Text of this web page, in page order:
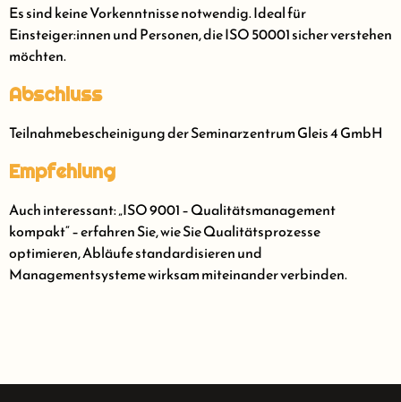
Es sind keine Vorkenntnisse notwendig. Ideal für
Einsteiger:innen und Personen, die ISO 50001 sicher verstehen
möchten.
Abschluss
Teilnahmebescheinigung der Seminarzentrum Gleis 4 GmbH
Empfehlung
Auch interessant: „ISO 9001 – Qualitätsmanagement
kompakt“ – erfahren Sie, wie Sie Qualitätsprozesse
optimieren, Abläufe standardisieren und
Managementsysteme wirksam miteinander verbinden.